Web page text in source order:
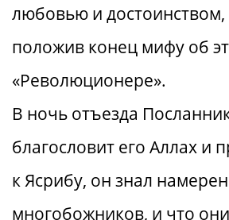
любовью и
положив конец мифу об
«Революционере».
В ночь отъезда
благословит его Аллах и
к Ясрибу, он знал
многобожников, и что